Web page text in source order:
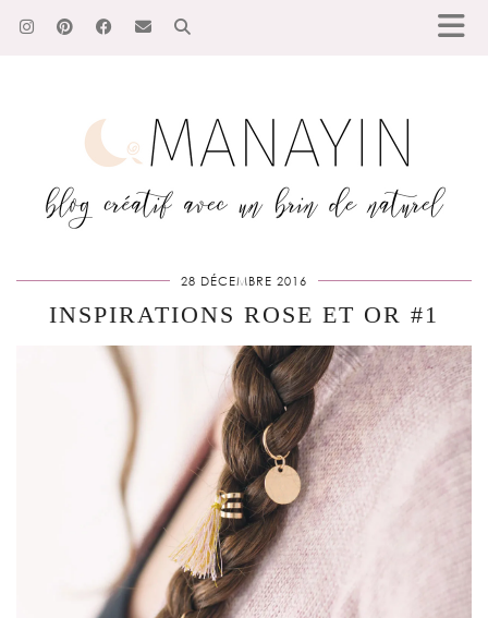
28 DÉCEMBRE 2016
INSPIRATIONS ROSE ET OR #1